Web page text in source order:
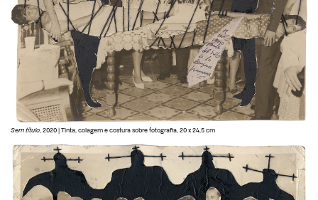
Sem título, 2020 | Tinta, colagem e costura sobre fotografia, 20 x 24,5 cm